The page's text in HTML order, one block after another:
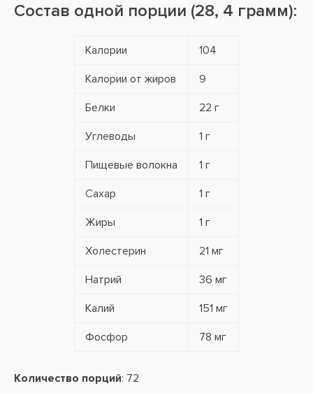
Состав одной порции (28, 4 грамм):
Калории 104
Калории от жиров 9
Белки 22 г
Углеводы 1 г
Пищевые волокна 1 г
Сахар 1 г
Жиры 1 г
Холестерин 21 мг
Натрий 36 мг
Калий 151 мг
Фосфор 78 мг
Количество порций: 72